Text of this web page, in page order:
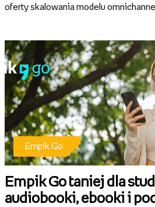
oferty skalowania modelu
najszybciej rosnącą częścią
Empik Go
Empik Go taniej dla
audiobooki, ebooki i